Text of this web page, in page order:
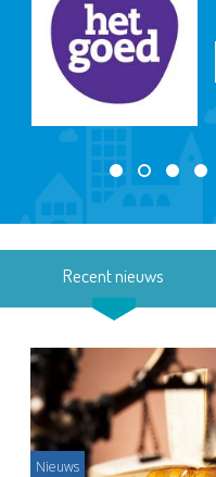
Recent nieuws
Nieuws